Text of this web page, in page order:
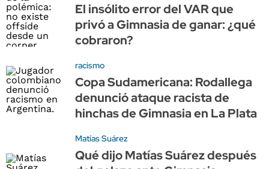
El insólito error del VAR que
privó a Gimnasia de ganar: ¿qué
cobraron?
racismo
Copa Sudamericana: Rodallega
denunció ataque racista de
hinchas de Gimnasia en La Plata
Matías Suárez
Qué dijo Matías Suárez después